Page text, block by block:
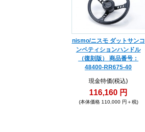
nismo/ニスモ ダットサンコ
ンペティションハンドル
（復刻版） 商品番号：
48400-RR675-40
現金特価(税込)
116,160 円
(本体価格 110,000 円＋税)